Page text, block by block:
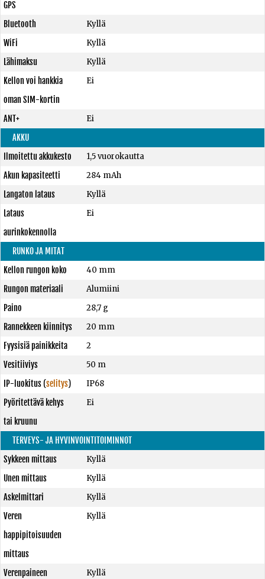
GPS
Bluetooth
Kyllä
WiFi
Kyllä
Lähimaksu
Kyllä
Kellon voi hankkia
oman SIM-kortin
Ei
ANT+
Ei
AKKU
Ilmoitettu akkukesto
1,5 vuorokautta
Akun kapasiteetti
284 mAh
Langaton lataus
Kyllä
Lataus
aurinkokennolla
Ei
RUNKO JA MITAT
Kellon rungon koko
40 mm
Rungon materiaali
Alumiini
Paino
28,7 g
Rannekkeen kiinnitys
20 mm
Fyysisiä painikkeita
2
Vesitiiviys
50 m
IP-luokitus(selitys)
IP68
Pyöritettävä kehys
tai kruunu
Ei
TERVEYS- JA HYVINVOINTITOIMINNOT
Sykkeen mittaus
Kyllä
Unen mittaus
Kyllä
Askelmittari
Kyllä
Veren
happipitoisuuden
mittaus
Kyllä
Verenpaineen
Kyllä